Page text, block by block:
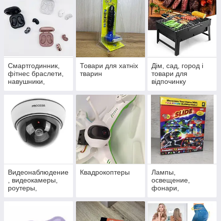
Смартгодинник,
фітнес браслети,
навушники,
колонки
Товари для хатніх
тварин
Дім, сад, город і
товари для
відпочинку
Видеонаблюдение
, видеокамеры,
роутеры,
Квадрокоптеры
Лампы,
освещение,
фонари,